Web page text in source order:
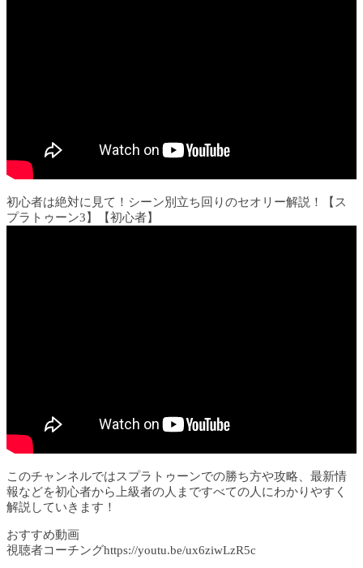
初心者は絶対に見て！シーン別立ち回りのセオリー解説！【ス
プラトゥーン3】【初心者】
このチャンネルではスプラトゥーンでの勝ち方や攻略、最新情
報などを初心者から上級者の人まですべての人にわかりやすく
解説していきます！
おすすめ動画
視聴者コーチングhttps://youtu.be/ux6ziwLzR5c